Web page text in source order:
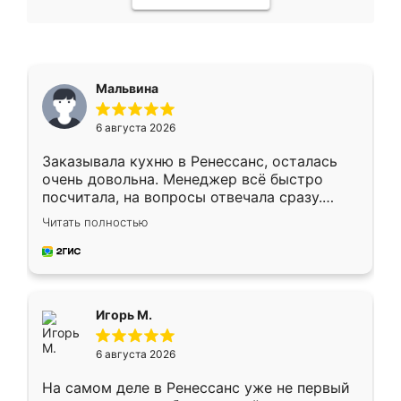
Мальвина
6 августа 2026
Заказывала кухню в Ренессанс, осталась
очень довольна. Менеджер всё быстро
посчитала, на вопросы отвечала сразу.
Замерщик приехал в субботу, подошёл к
делу со всей ответственностью. Собрали
за день, ребята работали аккуратно, даже
Читать полностью
Игорь М.
6 августа 2026
На самом деле в Ренессанс уже не первый